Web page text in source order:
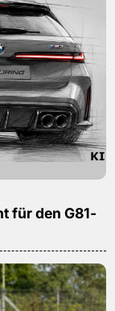
für den G81-